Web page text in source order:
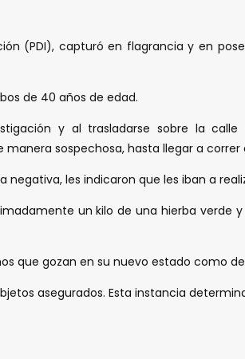
(PDI), capturó en flagrancia y en
de 40 años de edad.
y al trasladarse sobre la
sospechosa, hasta llegar a correr
les indicaron que les iban a
un kilo de una hierba verde
que gozan en su nuevo estado como
asegurados. Esta instancia